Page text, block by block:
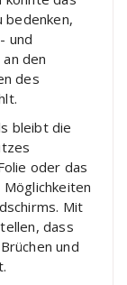
bedenken,
und
den
des
bleibt die
oder das
Mit
dass
und